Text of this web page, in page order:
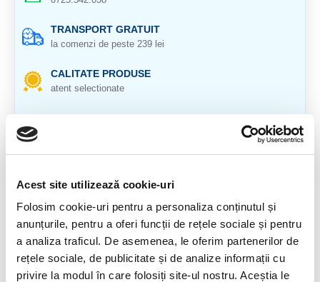
Acest site utilizează cookie-uri
Folosim cookie-uri pentru a personaliza conținutul și
anunțurile, pentru a oferi funcții de rețele sociale și pentru
a analiza traficul. De asemenea, le oferim partenerilor de
rețele sociale, de publicitate și de analize informații cu
privire la modul în care folosiți site-ul nostru. Aceștia le
TRANSPORT GRATUIT
la comenzi de peste 239 lei
CALITATE PRODUSE
atent selectionate
RETURNARE PRODUSE
DESCRIERE PRODUS
Cristal natural 100 %.
Circumferinta: 5,9 cm